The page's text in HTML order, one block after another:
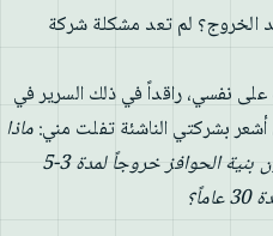
الخروج؟ لم تعد مشكلة شركة
نفسي، راقداً في ذلك السرير في
بشركتي الناشئة تفلت مني:ماذا
يحدث لجودة الرعاية عندما تكون بنية الحوافز خروجاً لمدة 3-5